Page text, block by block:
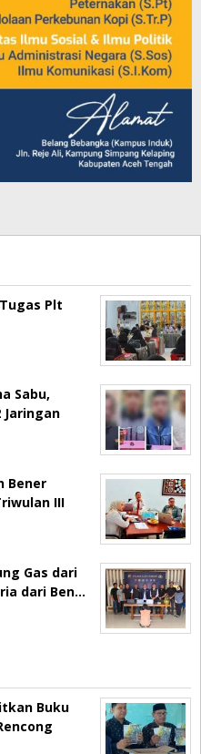
Plt
Sabu,
Jaringan
Bener
III
Gas dari
dari Ben…
Buku